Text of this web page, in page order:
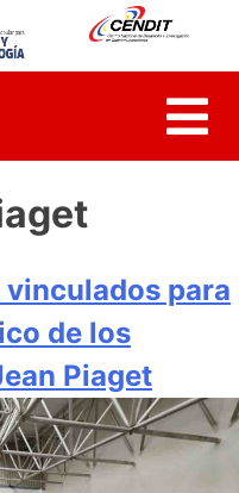
para
de los
Piaget